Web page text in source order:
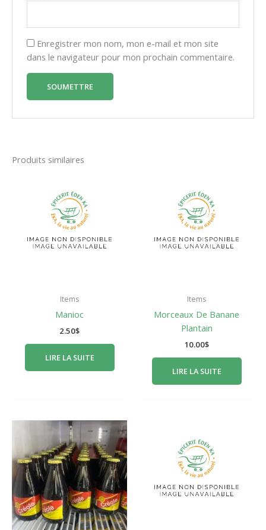
Enregistrer mon nom, mon e-mail et mon site
dans le navigateur pour mon prochain commentaire.
Produits similaires
Items
Manioc
2.50$
LIRE LA SUITE
Items
Morceaux De Banane
Plantain
10.00$
LIRE LA SUITE